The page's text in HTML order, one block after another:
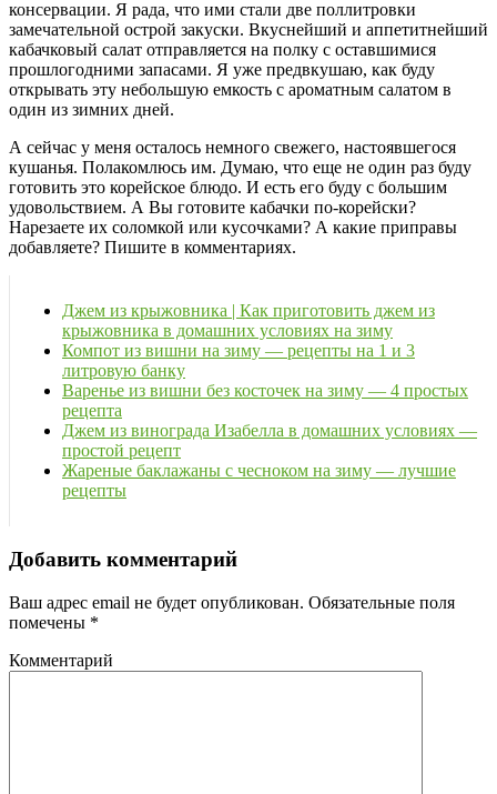
консервации. Я рада, что ими стали две поллитровки
замечательной острой закуски. Вкуснейший и аппетитнейший
кабачковый салат отправляется на полку с оставшимися
прошлогодними запасами. Я уже предвкушаю, как буду
открывать эту небольшую емкость с ароматным салатом в
один из зимних дней.
А сейчас у меня осталось немного свежего, настоявшегося
кушанья. Полакомлюсь им. Думаю, что еще не один раз буду
готовить это корейское блюдо. И есть его буду с большим
удовольствием. А Вы готовите кабачки по-корейски?
Нарезаете их соломкой или кусочками? А какие приправы
добавляете? Пишите в комментариях.
Джем из крыжовника | Как приготовить джем из
крыжовника в домашних условиях на зиму
Компот из вишни на зиму — рецепты на 1 и 3
литровую банку
Варенье из вишни без косточек на зиму — 4 простых
рецепта
Джем из винограда Изабелла в домашних условиях —
простой рецепт
Жареные баклажаны с чесноком на зиму — лучшие
рецепты
Добавить комментарий
Ваш адрес email не будет опубликован. Обязательные поля
помечены *
Комментарий